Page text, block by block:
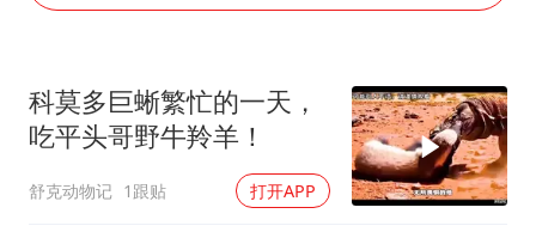
云南一男子胃中取出180颗铁钉
以军士兵把枪口对准中国记者
“开学三件套”全线暴涨
科莫多巨蜥繁忙的一天，
吃平头哥野牛羚羊！
舒克动物记 1跟贴 打开APP